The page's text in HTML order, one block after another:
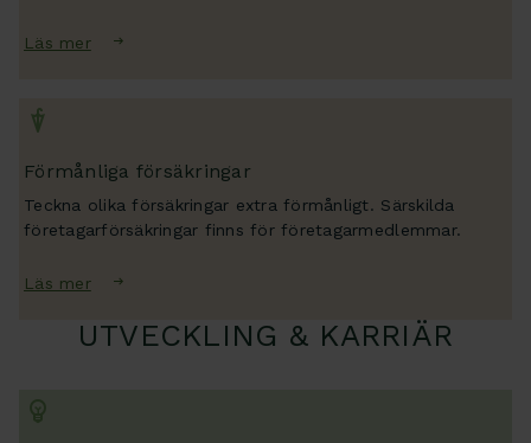
Läs mer
Förmånliga försäkringar
Teckna olika försäkringar extra förmånligt. Särskilda
företagarförsäkringar finns för företagarmedlemmar.
Läs mer
UTVECKLING & KARRIÄR